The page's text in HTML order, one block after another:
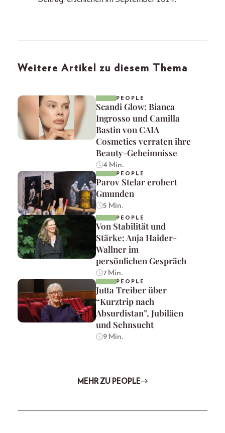
Weitere Artikel zu diesem Thema
PEOPLE
Scandi Glow: Bianca
Ingrosso und Camilla
Bastin von CAIA
Cosmetics verraten ihre
Beauty-Geheimnisse
4 Min.
PEOPLE
Parov Stelar erobert
Gmunden
5 Min.
PEOPLE
Von Stabilität und
Stärke: Anja Haider-
Wallner im
persönlichen Gespräch
7 Min.
PEOPLE
Jutta Treiber über
“Kurztrip nach
Absurdistan”, Jubiläen
und Sehnsucht
9 Min.
MEHR ZU PEOPLE